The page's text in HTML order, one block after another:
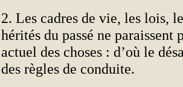
2. Les cadres de vie, les lois,
hérités du passé ne paraissent
actuel des choses : d’où le
des règles de conduite.